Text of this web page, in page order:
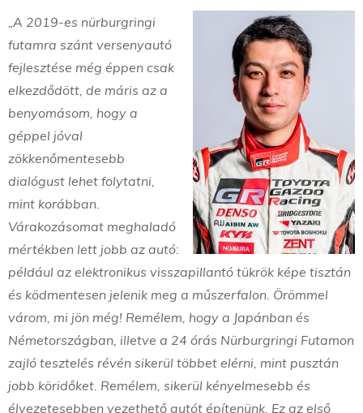
„A 2019-es nürburgringi
futamra szánt versenyautó
fejlesztése még éppen csak
elkezdődött, de máris az a
benyomásom, hogy a
géppel jóval
zökkenőmentesebb
dialógust lehet folytatni,
mint korábban.
Várakozásomat meghaladó
mértékben lett jobb az autó:
például az elektronikus visszapillantó tükrök képe tisztán
és ködmentesen jelenik meg a műszerfalon. Örömmel
várom, mi jön még! Remélem, hogy a Japánban és
Németországban, illetve a 24 órás Nürburgringi Futamon
zajló tesztelés révén sikerül többet elérni, mint pusztán
jobb köridőket. Remélem, sikerül kényelmesebb és
élvezetesebben vezethető autót építenünk. Ez az első